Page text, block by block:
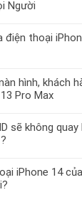
Người
điện thoại
hình, khách
Pro Max
sẽ không
iPhone 14